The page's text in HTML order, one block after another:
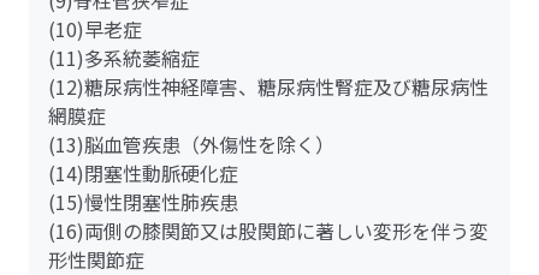
(10)早老症
(11)多系統萎縮症
(12)糖尿病性神経障害、糖尿病性腎症及び糖尿病性
網膜症
(13)脳血管疾患（外傷性を除く）
(14)閉塞性動脈硬化症
(15)慢性閉塞性肺疾患
(16)両側の膝関節又は股関節に著しい変形を伴う変
形性関節症